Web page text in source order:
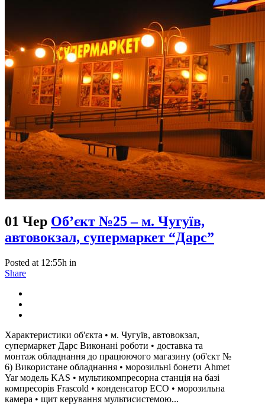
01 Чер Об’єкт №25 – м. Чугуїв,
автовокзал, супермаркет “Дарс”
Posted at 12:55h in
Share
Характеристики об'єкта • м. Чугуїв, автовокзал,
супермаркет Дарс Виконані роботи • доставка та
монтаж обладнання до працюючого магазину (об'єкт №
6) Використане обладнання • морозильні бонети Ahmet
Yar модель KAS • мультикомпресорна станція на базі
компресорів Frascold • конденсатор ЕСО • морозильна
камера • щит керування мультисистемою...